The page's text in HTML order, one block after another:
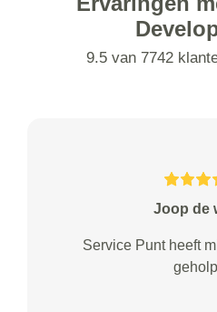
9.5 van 7742
Joop de
Service Punt heeft